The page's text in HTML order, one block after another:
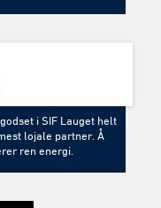
i SIF Lauget helt
lojale partner. Å
ren energi.